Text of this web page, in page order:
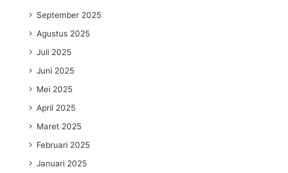
September 2025
Agustus 2025
Juli 2025
Juni 2025
Mei 2025
April 2025
Maret 2025
Februari 2025
Januari 2025